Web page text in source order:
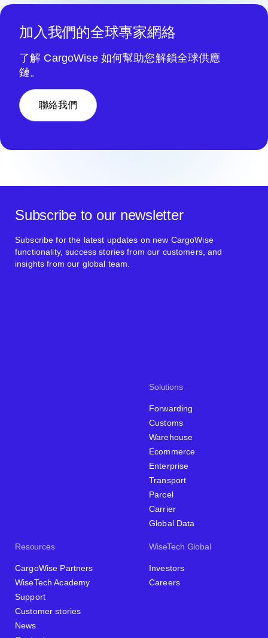
加入我們的全球專家網絡
了解 CargoWise 如何幫助您解鎖全球供應
鏈。
聯絡我們
Solutions
Forwarding
Customs
Warehouse
Ecommerce
Enterprise
Transport
Parcel
Carrier
Global Data
Resources
CargoWise Partners
WiseTech Academy
Support
Customer stories
News
WiseTech Global
Investors
Careers
Subscribe to our newsletter
Subscribe for the latest updates on new CargoWise
functionality, success stories from our customers, and
insights from our global team.